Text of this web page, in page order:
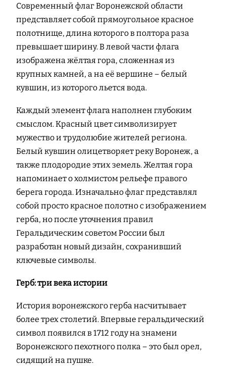
Современный флаг Воронежской области
представляет собой прямоугольное красное
полотнище, длина которого в полтора раза
превышает ширину. В левой части флага
изображена жёлтая гора, сложенная из
крупных камней, а на её вершине – белый
кувшин, из которого льется вода.
Каждый элемент флага наполнен глубоким
смыслом. Красный цвет символизирует
мужество и трудолюбие жителей региона.
Белый кувшин олицетворяет реку Воронеж, а
также плодородие этих земель. Желтая гора
напоминает о холмистом рельефе правого
берега города. Изначально флаг представлял
собой просто красное полотно с изображением
герба, но после уточнения правил
Геральдическим советом России был
разработан новый дизайн, сохранивший
ключевые символы.
Герб: три века истории
История воронежского герба насчитывает
более трех столетий. Впервые геральдический
символ появился в 1712 году на знамени
Воронежского пехотного полка – это был орел,
сидящий на пушке.